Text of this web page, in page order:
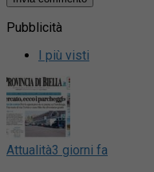
Pubblicità
I più visti
Attualità3 giorni fa